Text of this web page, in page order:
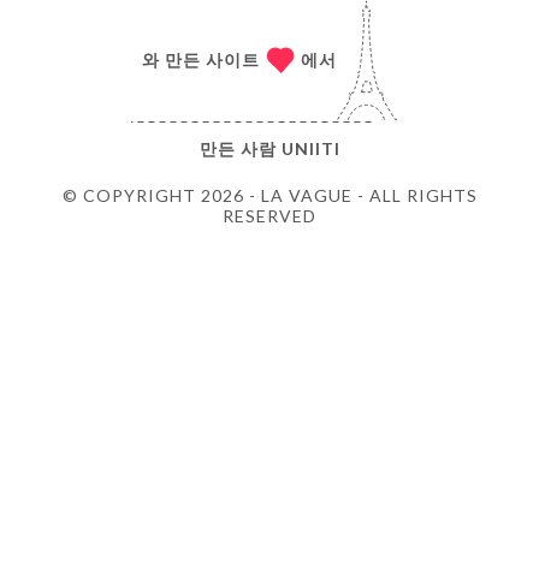
© COPYRIGHT 2026 - LA VAGUE - ALL RIGHTS
RESERVED
와 만든 사이트 에서
만든 사람 UNIITI